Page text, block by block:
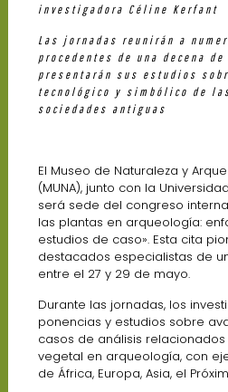
investigadora Céline Kerfant
Las jornadas reunirán a
procedentes de una decena
presentarán sus estudios
tecnológico y simbólico de
sociedades antiguas
El Museo de Naturaleza y
(MUNA), junto con la
será sede del congreso
las plantas en arqueología:
estudios de caso». Esta cita
destacados especialistas de
entre el 27 y 29 de mayo.
Durante las jornadas, los
ponencias y estudios sobre
casos de análisis
vegetal en arqueología, con
de África, Europa, Asia, el